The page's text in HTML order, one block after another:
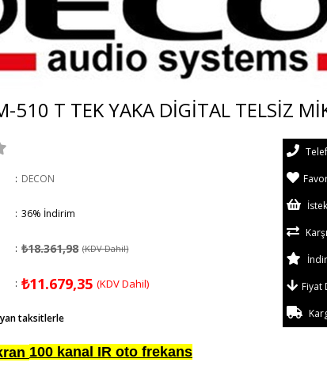
510 T TEK YAKA DİGİTAL TELSİZ
: DECON
: %
36 İndirim
: ₺18.361,98 (KDV Dahil)
: ₺11.679,35 (KDV Dahil)
taksitlerle
100 kanal IR oto frekans
Fiyat